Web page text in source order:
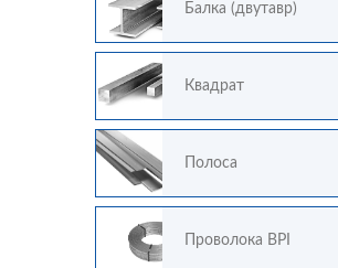
Балка (двутавр)
Квадрат
Полоса
Проволока ВРI